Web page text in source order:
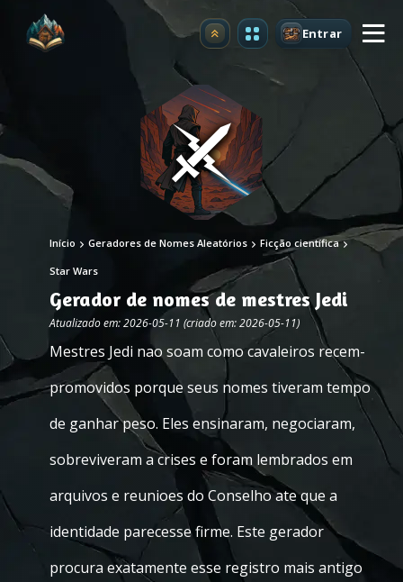
Atualizar Entrar
Início Geradores de Nomes Aleatórios Ficção científica
Star Wars
Gerador de nomes de mestres Jedi
Atualizado em: 2026-05-11 (criado em: 2026-05-11)
Mestres Jedi nao soam como cavaleiros recem-
promovidos porque seus nomes tiveram tempo
de ganhar peso. Eles ensinaram, negociaram,
sobreviveram a crises e foram lembrados em
arquivos e reunioes do Conselho ate que a
identidade parecesse firme. Este gerador
procura exatamente esse registro mais antigo